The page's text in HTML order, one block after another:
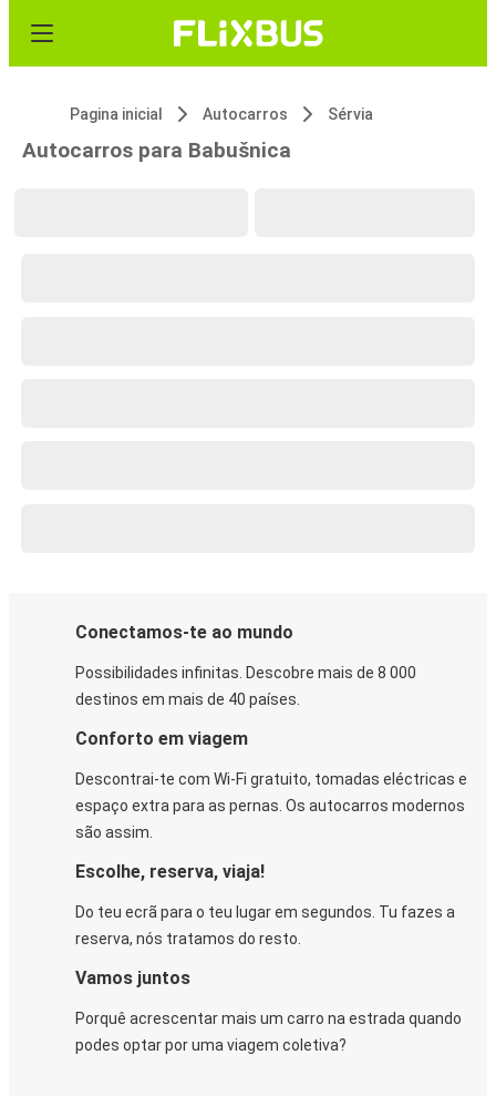
Pagina inicial Autocarros Sérvia
Autocarros para Babušnica
Conectamos-te ao mundo
Possibilidades infinitas. Descobre mais de 8 000
destinos em mais de 40 países.
Conforto em viagem
Descontrai-te com Wi-Fi gratuito, tomadas eléctricas e
espaço extra para as pernas. Os autocarros modernos
são assim.
Escolhe, reserva, viaja!
Do teu ecrã para o teu lugar em segundos. Tu fazes a
reserva, nós tratamos do resto.
Vamos juntos
Porquê acrescentar mais um carro na estrada quando
podes optar por uma viagem coletiva?